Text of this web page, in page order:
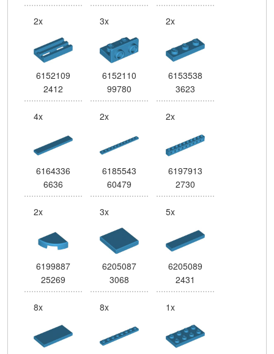
2x
6152109
2412
3x
6152110
99780
2x
6153538
3623
4x
6164336
6636
2x
6185543
60479
2x
6197913
2730
2x
6199887
25269
3x
6205087
3068
5x
6205089
2431
8x 8x 1x